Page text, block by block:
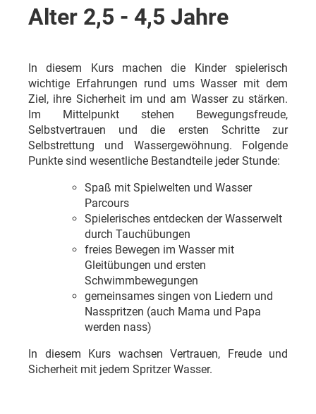
Alter 2,5 - 4,5 Jahre
In diesem Kurs machen die Kinder spielerisch
wichtige Erfahrungen rund ums Wasser mit dem
Ziel, ihre Sicherheit im und am Wasser zu stärken.
Im Mittelpunkt stehen Bewegungsfreude,
Selbstvertrauen und die ersten Schritte zur
Selbstrettung und Wassergewöhnung. Folgende
Punkte sind wesentliche Bestandteile jeder Stunde:
Spaß mit Spielwelten und Wasser
Parcours
Spielerisches entdecken der Wasserwelt
durch Tauchübungen
freies Bewegen im Wasser mit
Gleitübungen und ersten
Schwimmbewegungen
gemeinsames singen von Liedern und
Nasspritzen (auch Mama und Papa
werden nass)
In diesem Kurs wachsen Vertrauen, Freude und
Sicherheit mit jedem Spritzer Wasser.